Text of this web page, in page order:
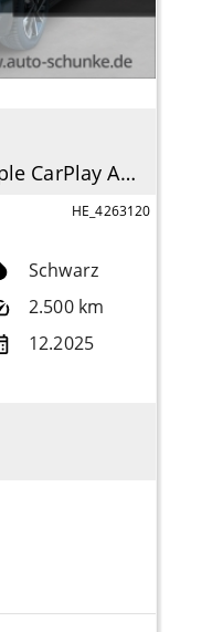
1.2 Edition LED ACC Apple CarPlay Android Auto DAB Spurhalteass.
HE_4263120
Schwarz
2.500 km
12.2025